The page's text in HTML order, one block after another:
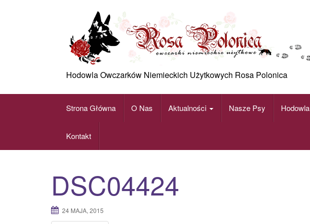
Hodowla Owczarków Niemieckich Użytkowych Rosa Polonica
Strona Główna O Nas Aktualności Nasze Psy Hodowla
Kontakt
DSC04424
24 MAJA, 2015